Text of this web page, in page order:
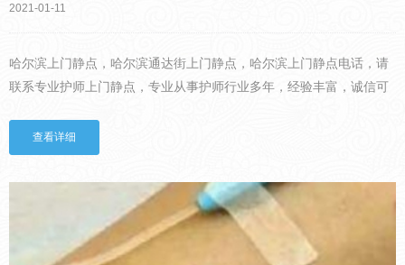
2021-01-11
哈尔滨上门静点，哈尔滨通达街上门静点，哈尔滨上门静点电话，请
联系专业护师上门静点，专业从事护师行业多年，经验丰富，诚信可
查肘窝或前臂。找到一段清晰、笔直、较粗的静脉的位置。2.位...
查看详细